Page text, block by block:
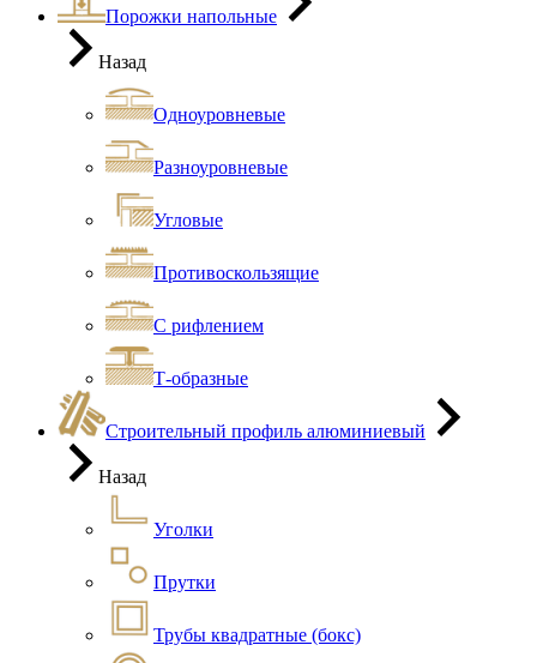
Порожки напольные
Назад
Одноуровневые
Разноуровневые
Угловые
Противоскользящие
С рифлением
Т-образные
Строительный профиль алюминиевый
Назад
Уголки
Прутки
Трубы квадратные (бокс)